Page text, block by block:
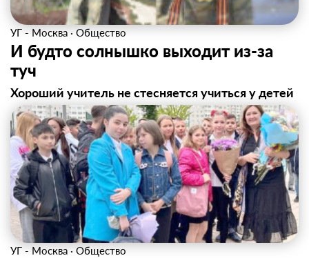
УГ - Москва · Общество
И будто солнышко выходит из-за
туч
Хороший учитель не стесняется учиться у детей
УГ - Москва · Общество